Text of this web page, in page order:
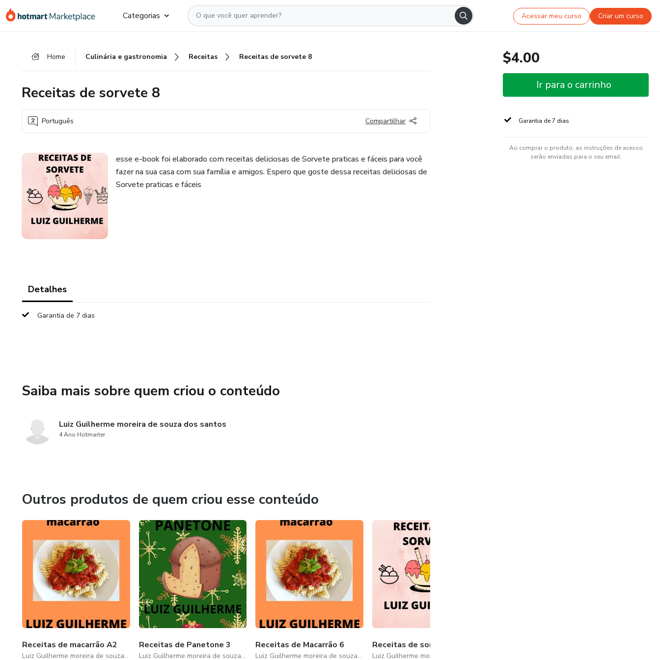
para
para
para
Categorias Acessar meu curso Criar um curso
Home Culinária e gastronomia Receitas Receitas de sorvete 8
Receitas de sorvete 8
Português Compartilhar
esse e-book foi elaborado com receitas deliciosas de Sorvete praticas e fáceis para você
fazer na sua casa com sua família e amigos. Espero que goste dessa receitas deliciosas de
Sorvete praticas e fáceis
Detalhes
Garantia de 7 dias
Saiba mais sobre quem criou o conteúdo
Luiz Guilherme moreira de souza dos santos
4 Ano Hotmarter
Outros produtos de quem criou esse conteúdo
Receitas de macarrão A2
Luiz Guilherme moreira de souza dos santos
Receitas de Panetone 3
Luiz Guilherme moreira de souza dos santos
Receitas de Macarrão 6
Luiz Guilherme moreira de souza dos santos
Receitas de sorvete 3
$4.00
Ir para o carrinho
Garantia de 7 dias
Ao comprar o produto, as instruções de acesso
serão enviadas para o seu email.